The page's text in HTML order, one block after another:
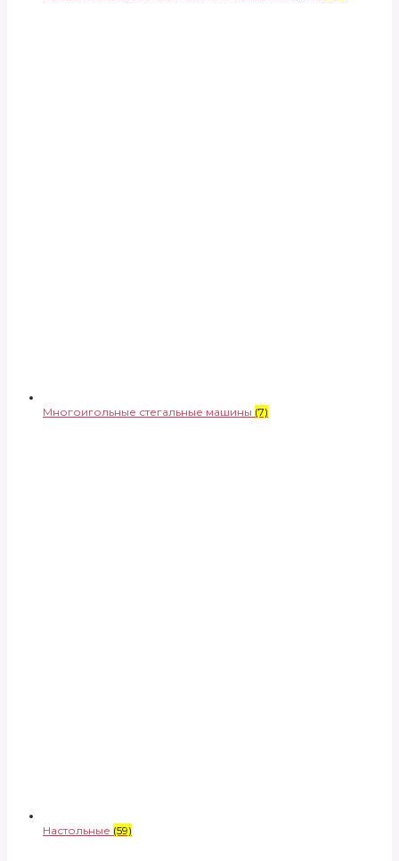
Многоигольные стегальные машины (7)
Настольные (59)